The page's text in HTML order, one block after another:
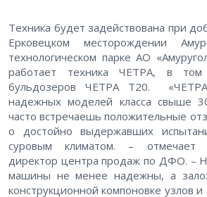
Техника будет задействована при
Ерковецком месторождении
технологическом парке АО
работает техника ЧЕТРА, в
бульдозеров ЧЕТРА Т20.
надежных моделей класса свыше
часто встречаешь положительные
о достойно выдержавших
суровым климатом. – отмечает
директор центра продаж по ДФО. –
машины не менее надежны, а
конструкционной компоновке узлов и